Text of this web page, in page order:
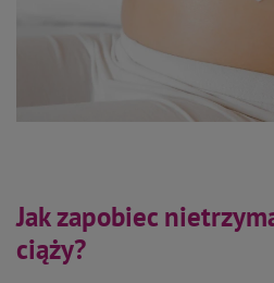
Jak zapobiec
ciąży?